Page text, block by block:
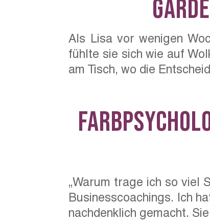
Als Lisa vor wenigen
fühlte sie sich wie auf
am Tisch, wo die
„Warum trage ich so viel
Businesscoachings. Ich
nachdenklich gemacht.